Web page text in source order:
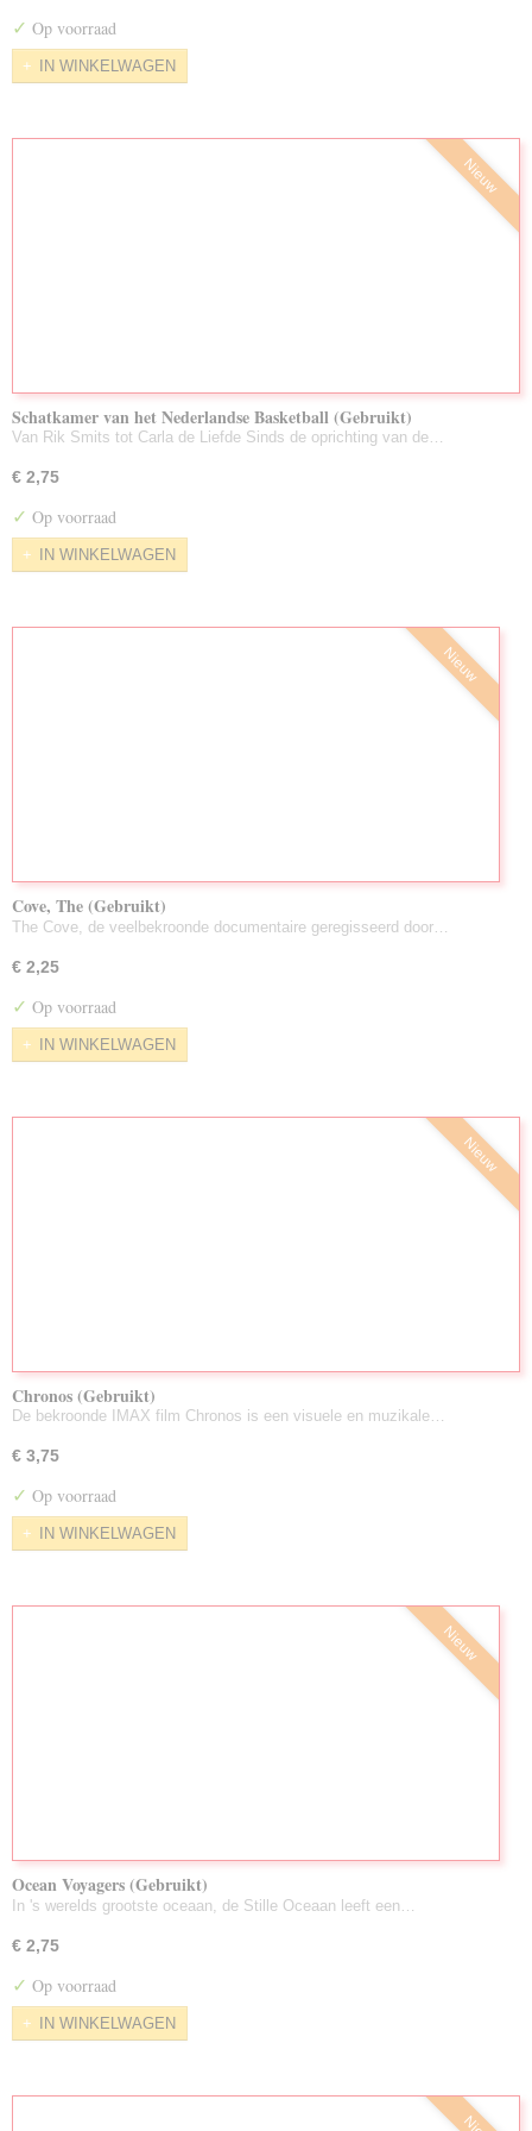
LuisterBoeken Gebruikt
Zeldzame DVD's
✓ Op voorraad
IN WINKELWAGEN
Nieuw
Schatkamer van het Nederlandse Basketball (Gebruikt)
Van Rik Smits tot Carla de Liefde Sinds de oprichting van de…
€ 2,75
✓ Op voorraad
IN WINKELWAGEN
Nieuw
Cove, The (Gebruikt)
The Cove, de veelbekroonde documentaire geregisseerd door…
€ 2,25
✓ Op voorraad
IN WINKELWAGEN
Nieuw
Chronos (Gebruikt)
De bekroonde IMAX film Chronos is een visuele en muzikale…
€ 3,75
✓ Op voorraad
IN WINKELWAGEN
Nieuw
Ocean Voyagers (Gebruikt)
In 's werelds grootste oceaan, de Stille Oceaan leeft een…
€ 2,75
✓ Op voorraad
IN WINKELWAGEN